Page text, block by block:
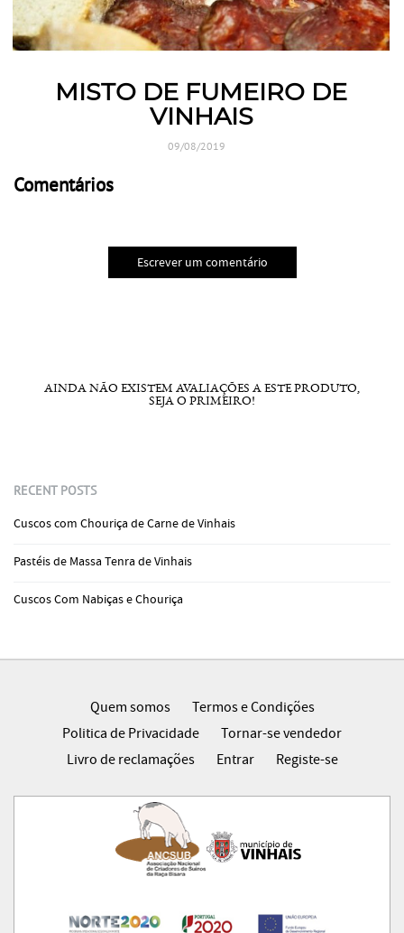
MISTO DE FUMEIRO DE
VINHAIS
09/08/2019
Comentários
Escrever um comentário
AINDA NÃO EXISTEM AVALIAÇÕES A ESTE PRODUTO,
SEJA O PRIMEIRO!
RECENT POSTS
Cuscos com Chouriça de Carne de Vinhais
Pastéis de Massa Tenra de Vinhais
Cuscos Com Nabiças e Chouriça
Quem somos
Termos e Condições
Politica de Privacidade
Tornar-se vendedor
Livro de reclamações
Entrar Registe-se